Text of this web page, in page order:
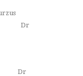
kurzus